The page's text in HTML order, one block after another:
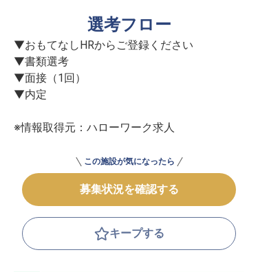
選考フロー
▼おもてなしHRからご登録ください
▼書類選考
▼面接（1回）
▼内定
※情報取得元：ハローワーク求人
この施設が気になったら
募集状況を確認する
キープする